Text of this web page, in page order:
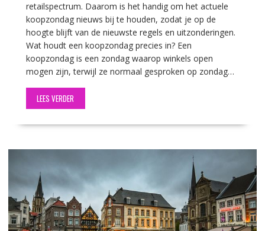
retailspectrum. Daarom is het handig om het actuele
koopzondag nieuws bij te houden, zodat je op de
hoogte blijft van de nieuwste regels en uitzonderingen.
Wat houdt een koopzondag precies in? Een
koopzondag is een zondag waarop winkels open
mogen zijn, terwijl ze normaal gesproken op zondag…
LEES VERDER